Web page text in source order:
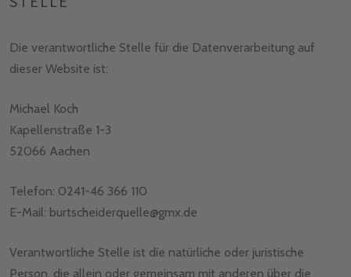
Die verantwortliche Stelle für die Datenverarbeitung auf
dieser Website ist:
Michael Koch
Kapellenstraße 1-3
52066 Aachen
Telefon: 0241-46 366 110
E-Mail: burtscheiderquelle@gmx.de
Verantwortliche Stelle ist die natürliche oder juristische
Person, die allein oder gemeinsam mit anderen über die